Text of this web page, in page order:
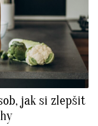
jak si zlepšit